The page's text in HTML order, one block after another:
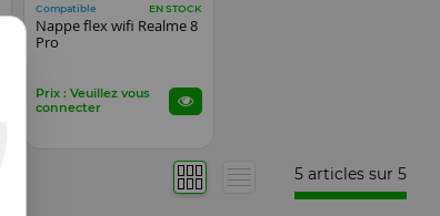
Compatible EN STOCK
Nappe flex wifi Realme 8
Pro
Prix : Veuillez vous
connecter
5 articles sur 5